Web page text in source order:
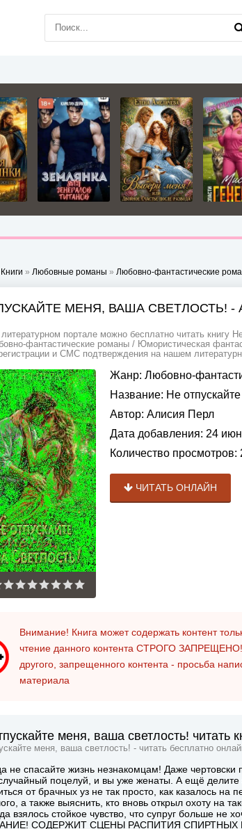
Книги » Любовные романы » Любовно-фантастические
МЕНЯ, ВАША СВЕТЛОСТЬ! -
портале можно бесплатно читать книгу
фантастические романы / Юмористическая
и СМС подтверждения на нашем
Жанр: Любовно-
Название: Не
Автор: Алисия Перл
Дата добавления: 24
Количество просмотров:
ЧИТАТЬ ОНЛАЙН
Внимание! Книга может содержать контент
чтение данного контента СТРОГО ЗАПРЕЩЕНО!
другого, запрещенного контента - просьба
материала
меня, ваша светлость! читать
меня, ваша светлость! - читать бесплатно
не спасайте жизнь незнакомцам! Даже
поцелуй, и вы уже женаты. А ещё делите
от брачных уз не так просто, как казалось
а также выяснить, кто вновь открыл охоту на
взялось стойкое чувство, что супруг больше не
СОДЕРЖИТ СЦЕНЫ РАСПИТИЯ СПИРТНЫХ